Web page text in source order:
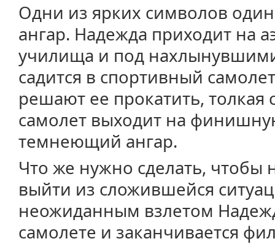
Одни из ярких символов
ангар. Надежда приходит на
училища и под
садится в спортивный
решают ее прокатить, толкая
самолет выходит на
темнеющий ангар.
Что же нужно сделать, чтобы
выйти из сложившейся
неожиданным взлетом
самолете и заканчивается